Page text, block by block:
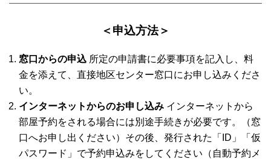
＜申込方法＞
窓口からの申込 所定の申請書に必要事項を記入し、料
金を添えて、直接地区センター窓口にお申し込みくださ
い。
インターネットからのお申し込み インターネットから
部屋予約をされる場合には別途手続きが必要です。（窓
口へお申し出ください）その後、発行された「ID」「仮
パスワード」で予約申込みをしてください（自動予約メ